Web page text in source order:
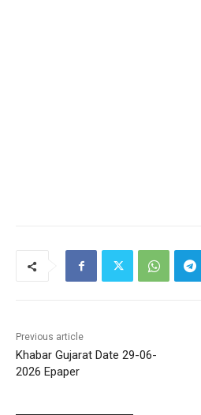
Previous article
Khabar Gujarat Date 29-06-
2026 Epaper